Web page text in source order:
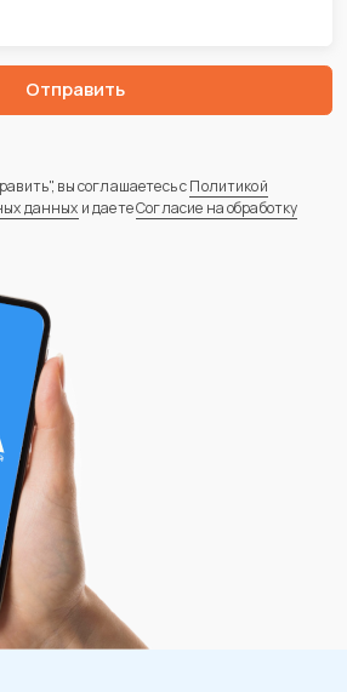
Отправить
вы соглашаетесь сПолитикой
данных и даетеСогласие на обработку